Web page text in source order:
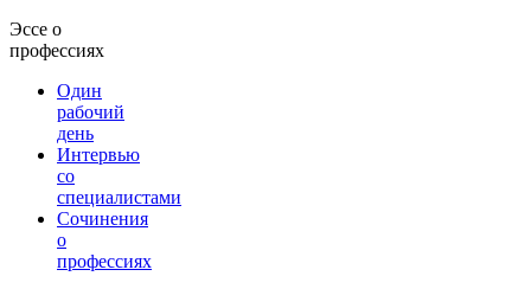
Эссе о
профессиях
Один
рабочий
день
Интервью
со
специалистами
Сочинения
о
профессиях